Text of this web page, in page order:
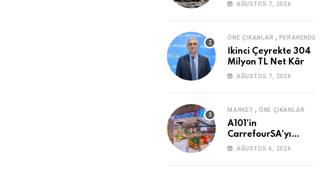
AĞUSTOS 7, 2026
ÖNE ÇIKANLAR , PERAKENDE
İkinci Çeyrekte 304
Milyon TL Net Kâr
AĞUSTOS 7, 2026
MARKET , ÖNE ÇIKANLAR
A101’in
CarrefourSA’yı
Devralmasına Şartlı
AĞUSTOS 6, 2026